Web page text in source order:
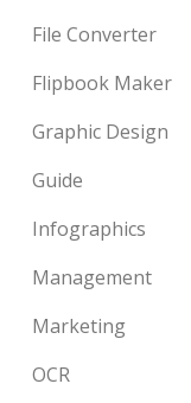
File Converter
Flipbook Maker
Graphic Design
Guide
Infographics
Management
Marketing
OCR